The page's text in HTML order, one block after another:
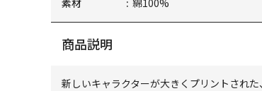
素材
綿100%
商品説明
新しいキャラクターが大きくプリントされた